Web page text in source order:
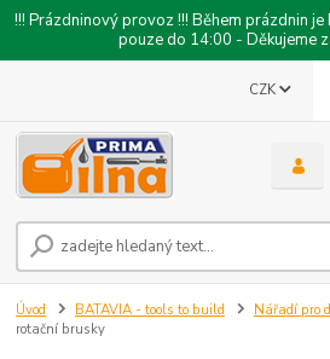
!!! Prázdninový provoz !!! Během prázdnin
pouze do 14:00 - Děkujeme
CZK
Úvod BATAVIA - tools to build Nářadí pro
rotační brusky